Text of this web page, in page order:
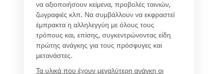
να αξιοποιήσουν κείμενα, προβολές ταινιών,
ζωγραφιές κλπ. Να συμβάλλουν να εκφραστεί
έμπρακτα η αλληλεγγύη με όλους τους
τρόπους και, επίσης, συγκεντρώνοντας είδη
πρώτης ανάγκης για τους πρόσφυγες και
μετανάστες.
Τα υλικά που έχουν μεγαλύτερη ανάγκη οι